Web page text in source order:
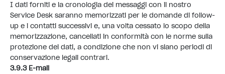
I dati forniti e la cronologia dei messaggi con il nostro
Service Desk saranno memorizzati per le domande di follow-
up e i contatti successivi e, una volta cessato lo scopo della
memorizzazione, cancellati in conformità con le norme sulla
protezione dei dati, a condizione che non vi siano periodi di
conservazione legali contrari.
3.9.3 E-mail